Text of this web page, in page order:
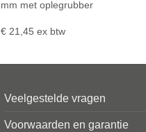
mm met oplegrubber
€21,45 ex btw
Veelgestelde vragen
Voorwaarden en garantie